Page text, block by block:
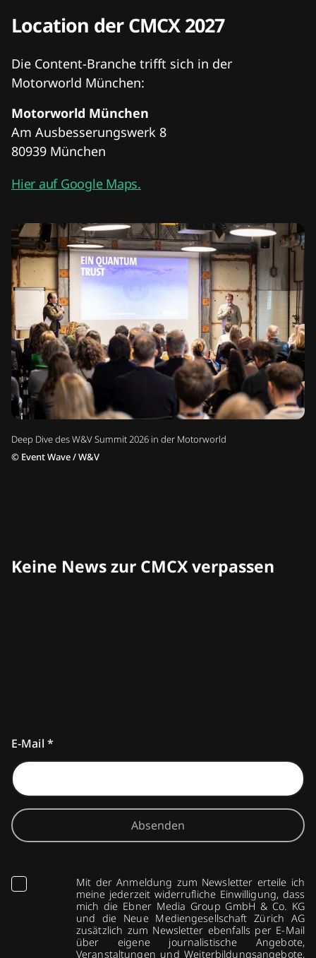
Deep Dive des W&V Summit 2026 in der Motorworld
© Event Wave / W&V
Location der CMCX 2027
Die Content-Branche trifft sich in der
Motorworld München:
Motorworld München
Am Ausbesserungswerk 8
80939 München
Hier auf Google Maps.
Keine News zur CMCX verpassen
E-Mail *
Absenden
Mit der Anmeldung zum Newsletter erteile ich
meine jederzeit widerrufliche Einwilligung, dass
mich die Ebner Media Group GmbH & Co. KG
und die Neue Mediengesellschaft Zürich AG
zusätzlich zum Newsletter ebenfalls per E-Mail
über eigene journalistische Angebote,
Veranstaltungen und Weiterbildungsangebote,